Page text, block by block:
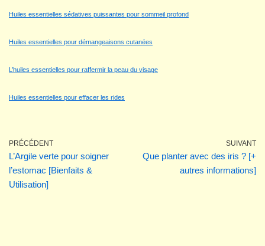
Huiles essentielles sédatives puissantes pour sommeil profond
Huiles essentielles pour démangeaisons cutanées
L’huiles essentielles pour raffermir la peau du visage
Huiles essentielles pour effacer les rides
PRÉCÉDENT
L’Argile verte pour soigner
l’estomac [Bienfaits &
Utilisation]
SUIVANT
Que planter avec des iris ? [+
autres informations]